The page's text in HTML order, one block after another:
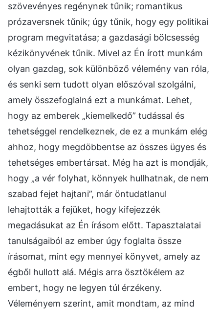
szövevényes regénynek tűnik; romantikus
prózaversnek tűnik; úgy tűnik, hogy egy politikai
program megvitatása; a gazdasági bölcsesség
kézikönyvének tűnik. Mivel az Én írott munkám
olyan gazdag, sok különböző vélemény van róla,
és senki sem tudott olyan előszóval szolgálni,
amely összefoglalná ezt a munkámat. Lehet,
hogy az emberek „kiemelkedő” tudással és
tehetséggel rendelkeznek, de ez a munkám elég
ahhoz, hogy megdöbbentse az összes ügyes és
tehetséges embertársat. Még ha azt is mondják,
hogy „a vér folyhat, könnyek hullhatnak, de nem
szabad fejet hajtani”, már öntudatlanul
lehajtották a fejüket, hogy kifejezzék
megadásukat az Én írásom előtt. Tapasztalatai
tanulságaiból az ember úgy foglalta össze
írásomat, mint egy mennyei könyvet, amely az
égből hullott alá. Mégis arra ösztökélem az
embert, hogy ne legyen túl érzékeny.
Véleményem szerint, amit mondtam, az mind